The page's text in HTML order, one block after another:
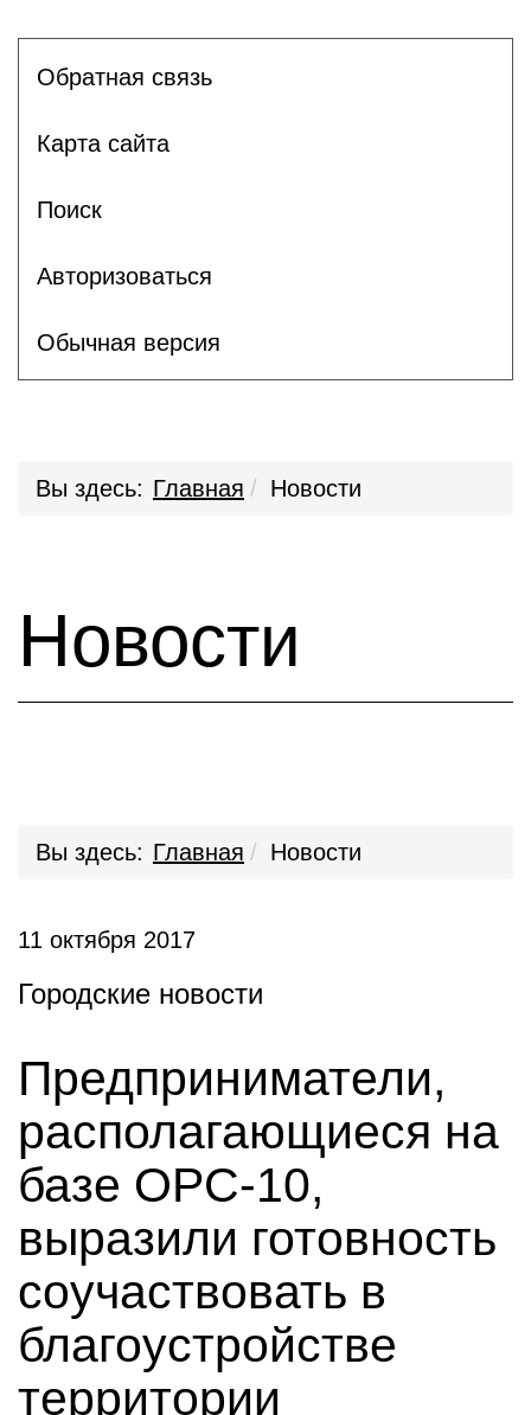
Обратная связь
Карта сайта
Поиск
Авторизоваться
Обычная версия
Вы здесь: Главная Новости
Новости
Вы здесь: Главная Новости
11 октября 2017
Городские новости
Предприниматели,
располагающиеся на
базе ОРС-10,
выразили готовность
соучаствовать в
благоустройстве
территории